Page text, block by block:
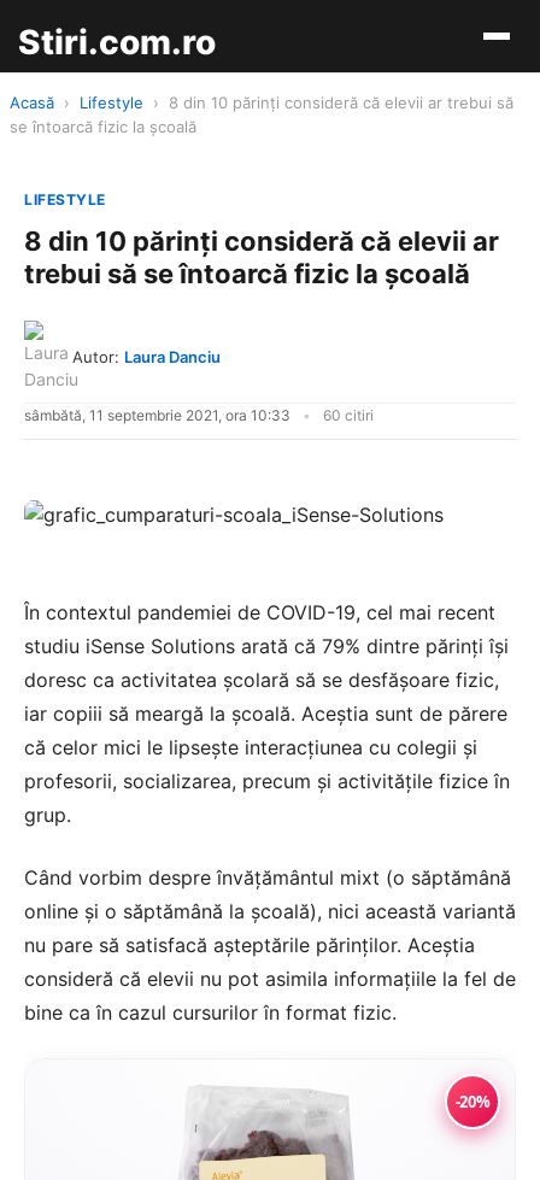
Stiri.com.ro
Acasă › Lifestyle ›
8 din 10 părinți consideră că elevii ar trebui să
se întoarcă fizic la școală
LIFESTYLE
8 din 10 părinți consideră că elevii ar
trebui să se întoarcă fizic la școală
Autor: Laura Danciu
sâmbătă, 11 septembrie 2021, ora 10:33 60 citiri
În contextul pandemiei de COVID-19, cel mai recent
studiu iSense Solutions arată că 79% dintre părinți își
doresc ca activitatea școlară să se desfășoare fizic,
iar copiii să meargă la școală. Aceștia sunt de părere
că celor mici le lipsește interacțiunea cu colegii și
profesorii, socializarea, precum și activitățile fizice în
grup.
Când vorbim despre învățământul mixt (o săptămână
online și o săptămână la școală), nici această variantă
nu pare să satisfacă așteptările părinților. Aceștia
consideră că elevii nu pot asimila informațiile la fel de
bine ca în cazul cursurilor în format fizic.
-20%